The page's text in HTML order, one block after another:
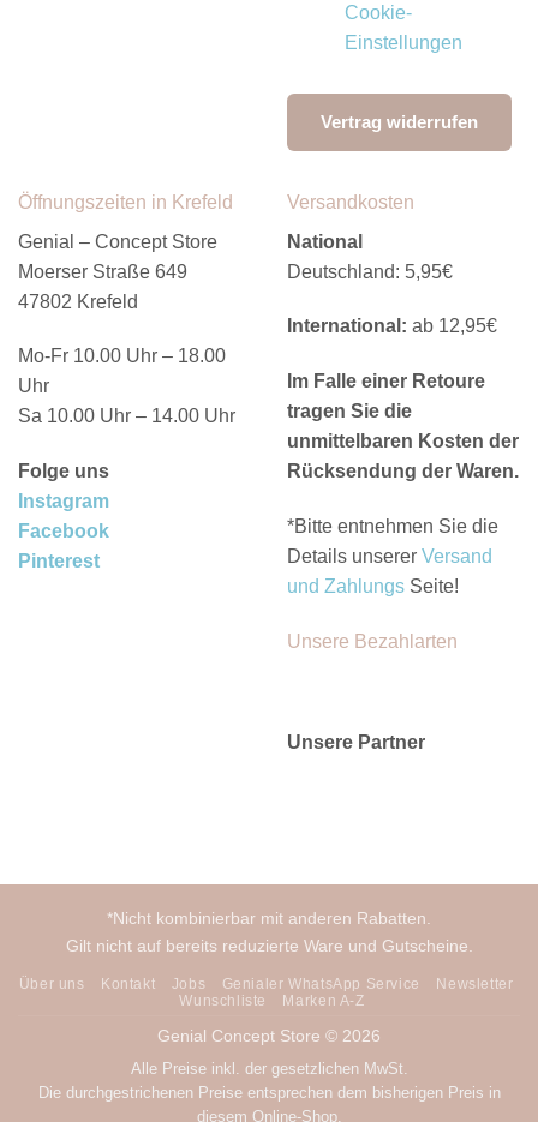
Cookie-
Einstellungen
Vertrag widerrufen
Öffnungszeiten in Krefeld
Genial – Concept Store
Moerser Straße 649
47802 Krefeld
Mo-Fr 10.00 Uhr – 18.00
Uhr
Sa 10.00 Uhr – 14.00 Uhr
Folge uns
Instagram
Facebook
Pinterest
Versandkosten
National
Deutschland: 5,95€
International: ab 12,95€
Im Falle einer Retoure
tragen Sie die
unmittelbaren Kosten der
Rücksendung der Waren.
*Bitte entnehmen Sie die
Details unserer Versand
und Zahlungs Seite!
Unsere Bezahlarten
Unsere Partner
*Nicht kombinierbar mit anderen Rabatten.
Gilt nicht auf bereits reduzierte Ware und Gutscheine.
Über uns Kontakt Jobs Genialer WhatsApp Service
Newsletter
Wunschliste
Marken A-Z
Genial Concept Store © 2026
Alle Preise inkl. der gesetzlichen MwSt.
Die durchgestrichenen Preise entsprechen dem bisherigen Preis in
diesem Online-Shop.